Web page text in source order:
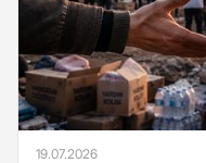
19.07.2026